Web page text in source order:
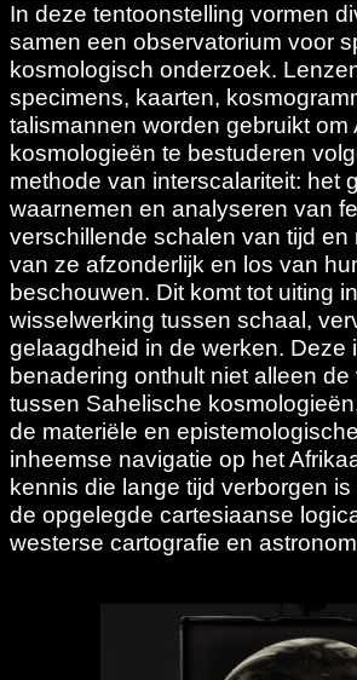
In deze tentoonstelling vormen
samen een observatorium voor
kosmologisch onderzoek.
specimens, kaarten,
talismannen worden gebruikt om
kosmologieën te bestuderen
methode van interscalariteit: het
waarnemen en analyseren van
verschillende schalen van tijd en
van ze afzonderlijk en los van
beschouwen. Dit komt tot uiting
wisselwerking tussen schaal,
gelaagdheid in de werken. Deze
benadering onthult niet alleen de
tussen Sahelische
de materiële en
inheemse navigatie op het
kennis die lange tijd verborgen
de opgelegde cartesiaanse
westerse cartografie en